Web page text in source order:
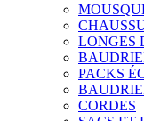
LONGES
PACKS
CORDES